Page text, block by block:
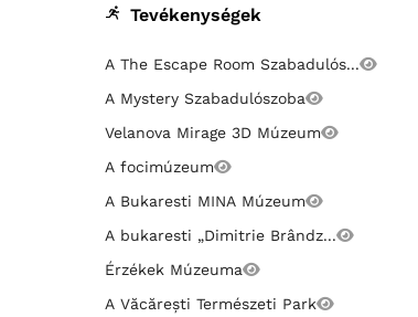
Tevékenységek
A The Escape Room Szabadulós...
A Mystery Szabadulószoba
Velanova Mirage 3D Múzeum
A focimúzeum
A Bukaresti MINA Múzeum
A bukaresti „Dimitrie Brândz...
Érzékek Múzeuma
A Văcărești Természeti Park